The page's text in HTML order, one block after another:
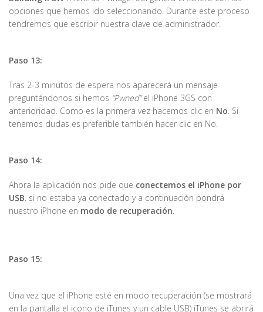
opciones que hemos ido seleccionando. Durante este proceso
tendremos que escribir nuestra clave de administrador.
Paso 13:
Tras 2-3 minutos de espera nos aparecerá un mensaje
preguntándonos si hemos “Pwned”el iPhone 3GS con
anterioridad. Como es la primera vez hacemos clic en No. Si
tenemos dudas es preferible también hacer clic en No.
Paso 14:
Ahora la aplicación nos pide que conectemos el iPhone por
USB. si no estaba ya conectado y a continuación pondrá
nuestro iPhone en modo de recuperación.
Paso 15:
Una vez que el iPhone esté en modo recuperación (se mostrará
en la pantalla el icono de iTunes y un cable USB) iTunes se abrirá